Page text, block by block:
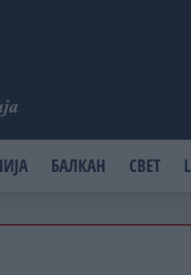
БАЛКАН СВЕТ